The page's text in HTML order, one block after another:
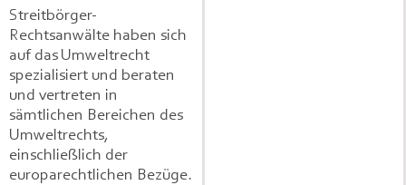
Streitbörger-
Rechtsanwälte haben sich
auf das Umweltrecht
spezialisiert und beraten
und vertreten in
sämtlichen Bereichen des
Umweltrechts,
einschließlich der
europarechtlichen Bezüge.